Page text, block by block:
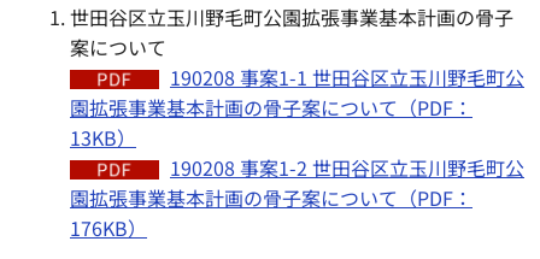
世田谷区立玉川野毛町公園拡張事業基本計画の骨子
案について
190208 事案1-1 世田谷区立玉川野毛町公
園拡張事業基本計画の骨子案について（PDF：
13KB）
190208 事案1-2 世田谷区立玉川野毛町公
園拡張事業基本計画の骨子案について（PDF：
176KB）